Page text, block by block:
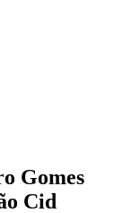
Gomes
Cid